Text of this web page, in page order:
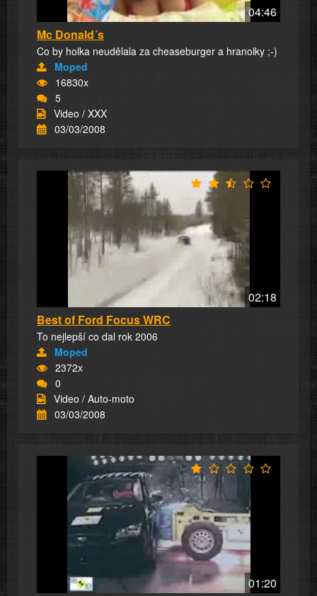
04:46
Mc Donald´s
Co by holka neudělala za cheaseburger a hranolky ;-)
Moped
16830x
5
Video / XXX
03/03/2008
02:18
Best of Ford Focus WRC
To nejlepší co dal rok 2006
Moped
2372x
0
Video / Auto-moto
03/03/2008
01:20